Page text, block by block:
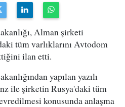
Alman şirketi
tüm varlıklarını Avtodom
ilan etti.
yapılan yazılı
ile şirketin Rusya'daki tüm
konusunda anlaşma